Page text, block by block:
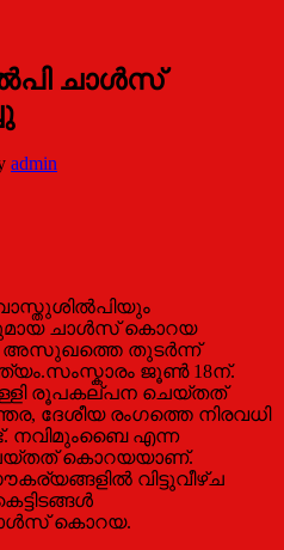
ചാൾസ്
admin
ചാൾസ് കൊറയ
അസുഖത്തെ തുടർന്ന്
ജൂൺ 18ന്.
രൂപകല്പന ചെയ്തത്
ദേശീയ രംഗത്തെ നിരവധി
നവിമുംബൈ എന്ന
കൊറയയാണ്.
വിട്ടുവീഴ്ച
കൊറയ.